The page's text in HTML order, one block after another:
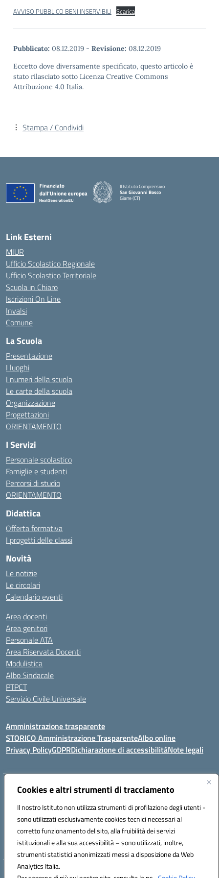
Cookies e altri strumenti di tracciamento
Il nostro Istituto non utilizza strumenti di profilazione degli utenti -
sono utilizzati esclusivamente cookies tecnici necessari al
corretto funzionamento del sito, alla fruibilità dei servizi
istituzionali e alla sua accessibilità – sono utilizzati, inoltre,
strumenti statistici anonimizzati messi a disposizione da Web
Analytics Italia.
AVVISO PUBBLICO BENI INSERVIBILI Scarica
Pubblicato: 08.12.2019 - Revisione: 08.12.2019
Eccetto dove diversamente specificato, questo articolo è
stato rilasciato sotto Licenza Creative Commons
Attribuzione 4.0 Italia.
Stampa / Condividi
II Istituto Comprensivo
San Giovanni Bosco
Giarre (CT)
Link Esterni
MIUR
Ufficio Scolastico Regionale
Ufficio Scolastico Territoriale
Scuola in Chiaro
Iscrizioni On Line
Invalsi
Comune
La Scuola
Presentazione
I luoghi
I numeri della scuola
Le carte della scuola
Organizzazione
Progettazioni
ORIENTAMENTO
I Servizi
Personale scolastico
Famiglie e studenti
Percorsi di studio
ORIENTAMENTO
Didattica
Offerta formativa
I progetti delle classi
Novità
Le notizie
Le circolari
Calendario eventi
Area docenti
Area genitori
Personale ATA
Area Riservata Docenti
Modulistica
Albo Sindacale
PTPCT
Servizio Civile Universale
Amministrazione trasparente
STORICO Amministrazione TrasparenteAlbo online
Privacy PolicyGDPRDichiarazione di accessibilitàNote legali
Indirizzo:Piazza S. G. Bosco, 1 95014 Giarre (CT)
Posta elettronica certificata (PEC):ctic8az00a@pec.istruzione.it
Codice fiscale: 92001680872
Codice meccanografico: CTIC8AZ00A
Hosting & Powered by 3D Solution S.r.l.